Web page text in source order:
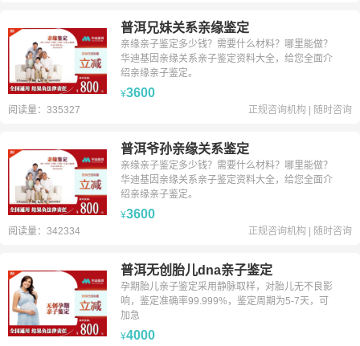
普洱兄妹关系亲缘鉴定
亲缘亲子鉴定多少钱？需要什么材料？哪里能做？
华迪基因亲缘关系亲子鉴定资料大全，给您全面介
绍亲缘亲子鉴定。
¥3600
阅读量：335327 正规咨询机构 随时咨询
普洱爷孙亲缘关系鉴定
亲缘亲子鉴定多少钱？需要什么材料？哪里能做？
华迪基因亲缘关系亲子鉴定资料大全，给您全面介
绍亲缘亲子鉴定。
¥3600
阅读量：342334 正规咨询机构 随时咨询
普洱无创胎儿dna亲子鉴定
孕期胎儿亲子鉴定采用静脉取样，对胎儿无不良影
响，鉴定准确率99.999%，鉴定周期为5-7天，可
加急
¥4000